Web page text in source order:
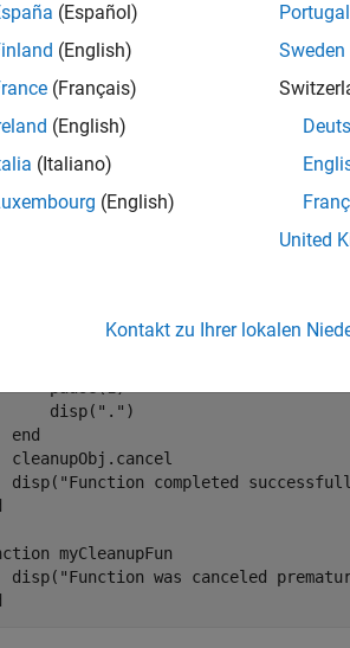
all
Cleanup Tasks
a function that includes an
displaying the message when the
cleanupObj =
disp(
"." )
end
cleanupObj.cancel
disp(
"Function completed
myCleanupFun
disp(
"Function was canceled
(Español)
(English)
(Français)
(English)
(Italiano)
(English)
Portugal
Sweden
United
Kontakt zu Ihrer lokalen